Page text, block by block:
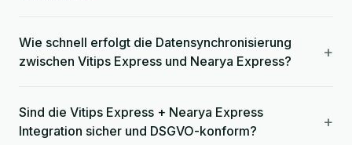
Wie schnell erfolgt die Datensynchronisierung
zwischen Vitips Express und Nearya Express?
+
Sind die Vitips Express + Nearya Express
Integration sicher und DSGVO-konform?
+